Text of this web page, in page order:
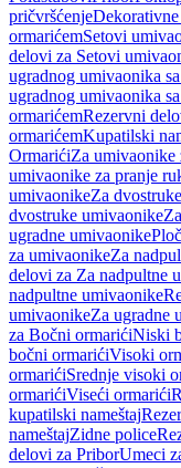
pričvršćenjeDekorativne
ormarićemSetovi
delovi za Setovi
ugradnog umivaonika
ugradnog umivaonika
ormarićemRezervni
ormarićemKupatilski
OrmarićiZa umivaonike
umivaonike za pranje
umivaonikeZa
dvostruke umivaonike
ugradne umivaonike
za umivaonikeZa
delovi za Za nadpultne
nadpultne umivaonike
umivaonikeZa ugradne
za Bočni ormarićiNiski
bočni ormarićiVisoki
ormarićiSrednje visoki
ormarićiViseći ormarići
kupatilski nameštaj
nameštajZidne police
delovi za PriborUmeci